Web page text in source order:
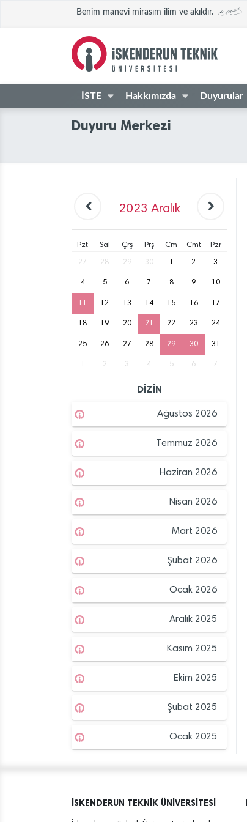
Benim manevi mirasım ilim ve akıldır.
İSTE Hakkımızda Duyurular
Duyuru Merkezi
2023 Aralık
Pzt Sal Çrş Prş Cm Cmt Pzr
27 28 29 30 2 3
4 5 6 7 8 9 10
12 13 14 15 16 17
18 19 20 21 22 23 24
25 26 27 28 29 30 31
2 3 4 5 6 7
DİZİN
Ağustos 2026
Temmuz 2026
Haziran 2026
Nisan 2026
Mart 2026
Şubat 2026
Ocak 2026
Aralık 2025
Kasım 2025
Ekim 2025
Şubat 2025
Ocak 2025
İSKENDERUN TEKNİK ÜNİVERSİTESİ